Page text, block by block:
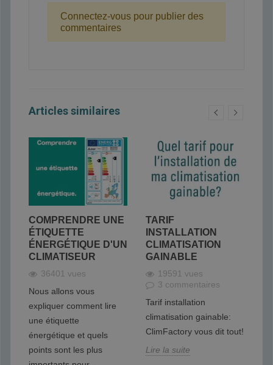
Connectez-vous pour publier des
commentaires
Articles similaires
COMPRENDRE UNE
ÉTIQUETTE
ÉNERGÉTIQUE D'UN
CLIMATISEUR
36401 vues
Nous allons vous
expliquer comment lire
une étiquette
énergétique et quels
points sont les plus
TARIF
INSTALLATION
CLIMATISATION
GAINABLE
19591 vues
3 commentaires
Tarif installation
climatisation gainable:
ClimFactory vous dit tout!
Lire la suite